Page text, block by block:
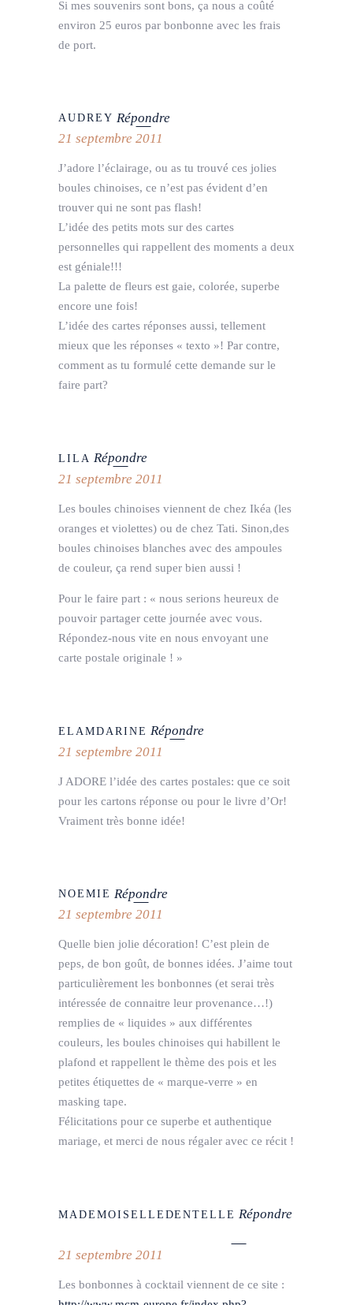
Si mes souvenirs sont bons, ça nous a coûté
environ 25 euros par bonbonne avec les frais
de port.
AUDREY Répondre
21 septembre 2011
J’adore l’éclairage, ou as tu trouvé ces jolies
boules chinoises, ce n’est pas évident d’en
trouver qui ne sont pas flash!
L’idée des petits mots sur des cartes
personnelles qui rappellent des moments a deux
est géniale!!!
La palette de fleurs est gaie, colorée, superbe
encore une fois!
L’idée des cartes réponses aussi, tellement
mieux que les réponses « texto »! Par contre,
comment as tu formulé cette demande sur le
faire part?
LILA Répondre
21 septembre 2011
Les boules chinoises viennent de chez Ikéa (les
oranges et violettes) ou de chez Tati. Sinon,des
boules chinoises blanches avec des ampoules
de couleur, ça rend super bien aussi !
Pour le faire part : « nous serions heureux de
pouvoir partager cette journée avec vous.
Répondez-nous vite en nous envoyant une
carte postale originale ! »
ELAMDARINE Répondre
21 septembre 2011
J ADORE l’idée des cartes postales: que ce soit
pour les cartons réponse ou pour le livre d’Or!
Vraiment très bonne idée!
NOEMIE Répondre
21 septembre 2011
Quelle bien jolie décoration! C’est plein de
peps, de bon goût, de bonnes idées. J’aime tout
particulièrement les bonbonnes (et serai très
intéressée de connaitre leur provenance…!)
remplies de « liquides » aux différentes
couleurs, les boules chinoises qui habillent le
plafond et rappellent le thème des pois et les
petites étiquettes de « marque-verre » en
masking tape.
Félicitations pour ce superbe et authentique
mariage, et merci de nous régaler avec ce récit !
MADEMOISELLEDENTELLE Répondre
21 septembre 2011
Les bonbonnes à cocktail viennent de ce site :